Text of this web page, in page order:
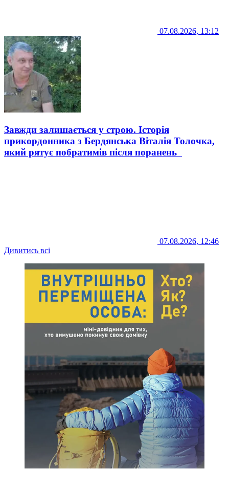
07.08.2026, 13:12
Завжди залишається у строю. Історія
прикордонника з Бердянська Віталія Толочка,
який рятує побратимів після поранень
07.08.2026, 12:46
Дивитись всі